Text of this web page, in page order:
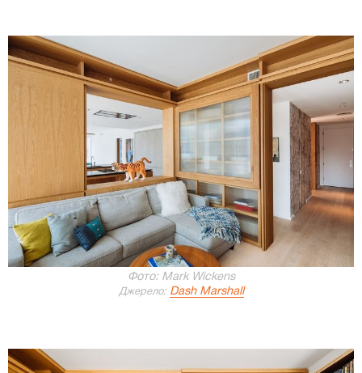
Фото: Mark Wickens
Джерело: Dash Marshall